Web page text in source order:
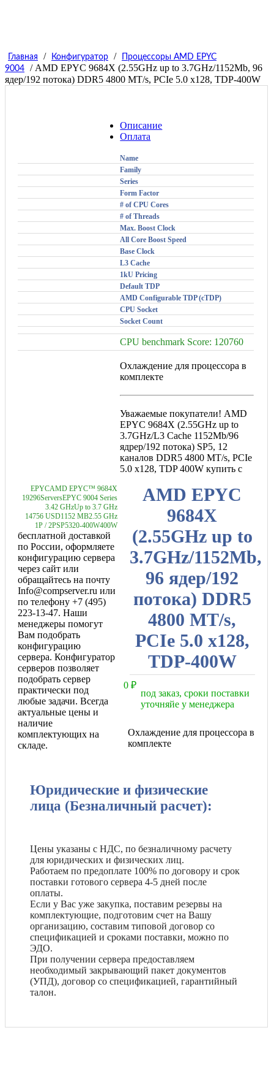
Главная / Конфигуратор /
Процессоры AMD EPYC
9004
/ AMD EPYC 9684X (2.55GHz up to 3.7GHz/1152Mb, 96
ядер/192 потока) DDR5 4800 MT/s, PCIe 5.0 x128, TDP-400W
AMD EPYC
9684X
(2.55GHz up to
3.7GHz/1152Mb,
96 ядер/192
потока) DDR5
4800 MT/s,
PCIe 5.0 x128,
TDP-400W
0 ₽
под заказ, сроки поставки
уточняйе у менеджера
Охлаждение для процессора в
комплекте
Описание
Оплата
Name
AMD EPYC™ 9684X
Family
EPYC
Series
EPYC 9004 Series
Form Factor
Servers
# of CPU Cores
96
# of Threads
192
Max. Boost Clock
Up to 3.7 GHz
All Core Boost Speed
3.42 GHz
Base Clock
2.55 GHz
L3 Cache
1152 MB
1kU Pricing
14756 USD
Default TDP
400W
AMD Configurable TDP (cTDP)
320-400W
CPU Socket
SP5
Socket Count
1P / 2P
CPU benchmark Score: 120760
Охлаждение для процессора в
комплекте
Уважаемые покупатели! AMD
EPYC 9684X (2.55GHz up to
3.7GHz/L3 Cache 1152Mb/96
ядрер/192 потока) SP5, 12
каналов DDR5 4800 MT/s, PCIe
5.0 x128, TDP 400W купить с
бесплатной доставкой
по России, оформляете
конфигурацию сервера
через сайт или
обращайтесь на почту
Info@compserver.ru или
по телефону +7 (495)
223-13-47. Наши
менеджеры помогут
Вам подобрать
конфигурацию
сервера. Конфигуратор
серверов позволяет
подобрать сервер
практически под
любые задачи. Всегда
актуальные цены и
наличие
комплектующих на
складе.
Юридические и физические
лица (Безналичный расчет):
Цены указаны с НДС, по безналичному расчету
для юридических и физических лиц.
Работаем по предоплате 100% по договору и срок
поставки готового сервера 4-5 дней после
оплаты.
Если у Вас уже закупка, поставим резервы на
комплектующие, подготовим счет на Вашу
организацию, составим типовой договор со
спецификацией и сроками поставки, можно по
ЭДО.
При получении сервера предоставляем
необходимый закрывающий пакет документов
(УПД), договор со спецификацией, гарантийный
талон.